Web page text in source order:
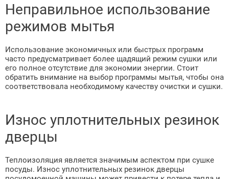
Неправильное использование
режимов мытья
Использование экономичных или быстрых программ
часто предусматривает более щадящий режим сушки или
его полное отсутствие для экономии энергии. Стоит
обратить внимание на выбор программы мытья, чтобы она
соответствовала необходимому качеству очистки и сушки.
Износ уплотнительных резинок
дверцы
Теплоизоляция является значимым аспектом при сушке
посуды. Износ уплотнительных резинок дверцы